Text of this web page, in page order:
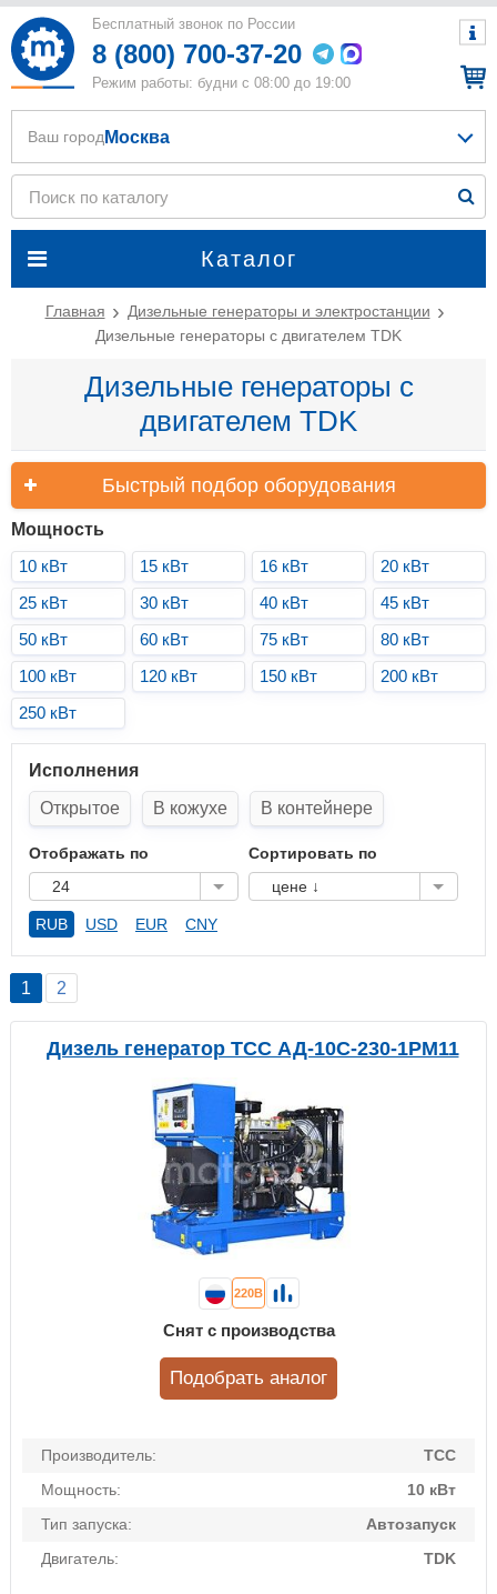
Бесплатный звонок по России
8 (800) 700-37-20
Режим работы: будни с 08:00 до 19:00
Каталог
Ваш город Москва
Главная
Дизельные генераторы и электростанции
Дизельные генераторы с двигателем TDK
Дизельные генераторы с
двигателем TDK
Быстрый подбор оборудования
Мощность
10 кВт
15 кВт 16 кВт
20 кВт
25 кВт
30 кВт 40 кВт
45 кВт
50 кВт
60 кВт 75 кВт
80 кВт
100 кВт
120 кВт 150 кВт
200 кВт
250 кВт
Исполнения
Открытое
В кожухе В контейнере
Отображать по
24
Сортировать по
цене ↓
RUB USD EUR CNY
1 2
Дизель генератор ТСС АД-10С-230-1РМ11
Производитель:
ТСС
Мощность:
10 кВт
Тип запуска:
Автозапуск
Двигатель:
TDK
220В
Снят с производства
Подобрать аналог